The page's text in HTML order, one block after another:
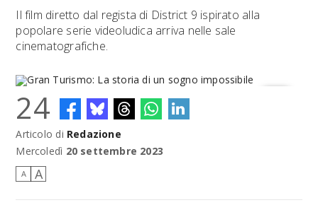
Il film diretto dal regista di District 9 ispirato alla
popolare serie videoludica arriva nelle sale
cinematografiche.
Gran Turismo: La storia di un sogno impossibile
24
Articolo di Redazione
Mercoledì 20 settembre 2023
A A